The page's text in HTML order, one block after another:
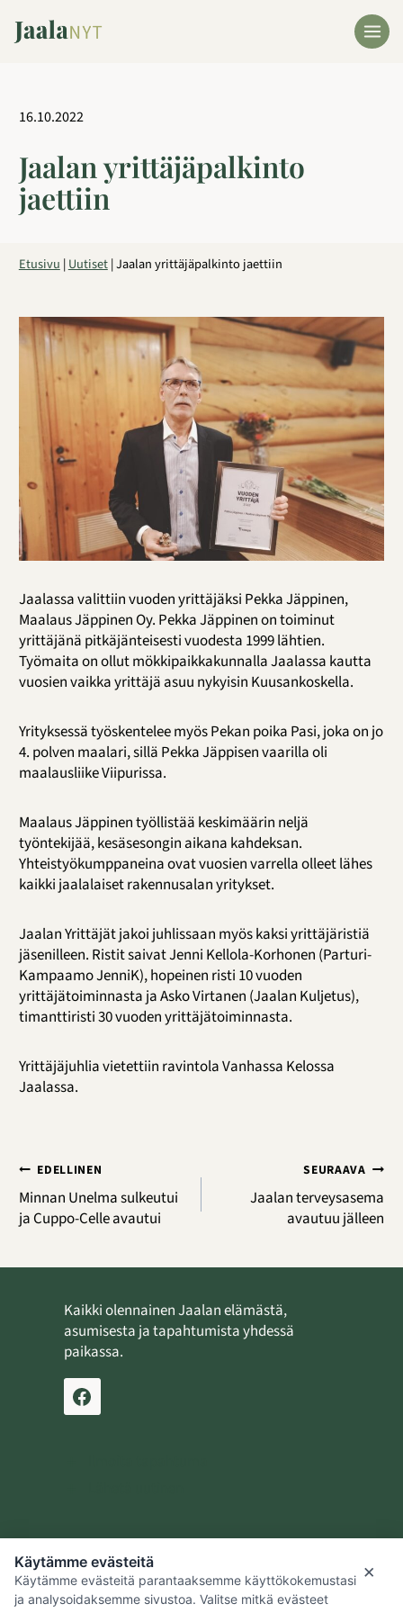
sisältöön
16.10.2022
Jaalan yrittäjäpalkinto
jaettiin
Etusivu|Uutiset|Jaalan yrittäjäpalkinto jaettiin
Jaalassa valittiin vuoden yrittäjäksi Pekka Jäppinen,
Maalaus Jäppinen Oy. Pekka Jäppinen on toiminut
yrittäjänä pitkäjänteisesti vuodesta 1999 lähtien.
Työmaita on ollut mökkipaikkakunnalla Jaalassa kautta
vuosien vaikka yrittäjä asuu nykyisin Kuusankoskella.
Yrityksessä työskentelee myös Pekan poika Pasi, joka on jo
4. polven maalari, sillä Pekka Jäppisen vaarilla oli
maalausliike Viipurissa.
Maalaus Jäppinen työllistää keskimäärin neljä
työntekijää, kesäsesongin aikana kahdeksan.
Yhteistyökumppaneina ovat vuosien varrella olleet lähes
kaikki jaalalaiset rakennusalan yritykset.
Jaalan Yrittäjät jakoi juhlissaan myös kaksi yrittäjäristiä
jäsenilleen. Ristit saivat Jenni Kellola-Korhonen (Parturi-
Kampaamo JenniK), hopeinen risti 10 vuoden
yrittäjätoiminnasta ja Asko Virtanen (Jaalan Kuljetus),
timanttiristi 30 vuoden yrittäjätoiminnasta.
Yrittäjäjuhlia vietettiin ravintola Vanhassa Kelossa
Jaalassa.
Artikkelien
selaus
EDELLINEN
Minnan Unelma sulkeutui
ja Cuppo-Celle avautui
SEURAAVA
Jaalan terveysasema
avautuu jälleen
Kaikki olennainen Jaalan elämästä,
asumisesta ja tapahtumista yhdessä
paikassa.
Jaalan kotiseutusäätiö
Kouvolan kaupunki
×
Käytämme evästeitä
Käytämme evästeitä parantaaksemme käyttökokemustasi
ja analysoidaksemme sivustoa. Valitse mitkä evästeet